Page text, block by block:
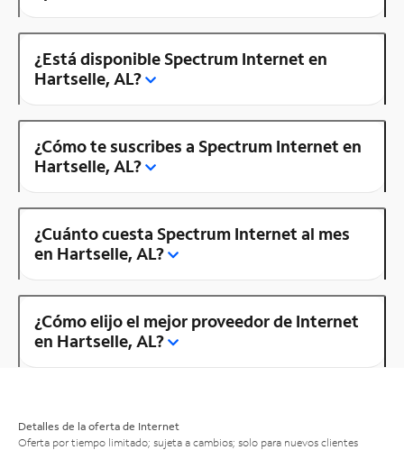
¿Está disponible Spectrum Internet en
Hartselle, AL?
¿Cómo te suscribes a Spectrum Internet en
Hartselle, AL?
¿Cuánto cuesta Spectrum Internet al mes
en Hartselle, AL?
¿Cómo elijo el mejor proveedor de Internet
en Hartselle, AL?
Detalles de la oferta de Internet
Oferta por tiempo limitado; sujeta a cambios; solo para nuevos clientes